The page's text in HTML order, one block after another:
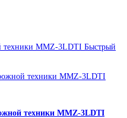
Быстрый
техники MMZ-3LDTI